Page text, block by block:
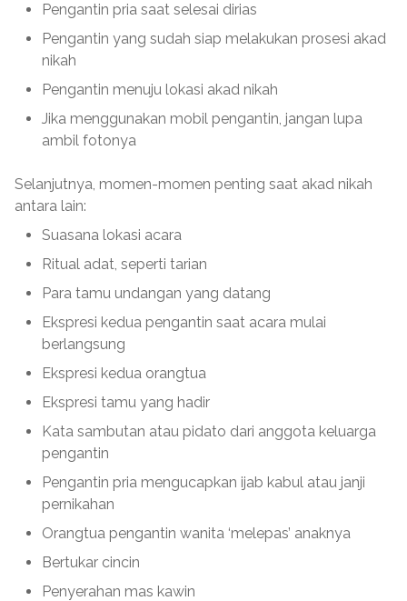
Pengantin pria saat selesai dirias
Pengantin yang sudah siap melakukan prosesi akad
nikah
Pengantin menuju lokasi akad nikah
Jika menggunakan mobil pengantin, jangan lupa
ambil fotonya
Selanjutnya, momen-momen penting saat akad nikah
antara lain:
Suasana lokasi acara
Ritual adat, seperti tarian
Para tamu undangan yang datang
Ekspresi kedua pengantin saat acara mulai
berlangsung
Ekspresi kedua orangtua
Ekspresi tamu yang hadir
Kata sambutan atau pidato dari anggota keluarga
pengantin
Pengantin pria mengucapkan ijab kabul atau janji
pernikahan
Orangtua pengantin wanita ‘melepas’ anaknya
Bertukar cincin
Penyerahan mas kawin